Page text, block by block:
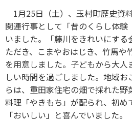
1月25日（土）、玉村町歴史資
関連行事として「昔のくらし体
いました。「藤川をきれいにす
ただき、こまやおはじき、竹馬や
を用意しました。子どもから大
しい時間を過ごしました。地域
らは、重田家住宅の畑で採れた
料理「やきもち」が配られ、初め
「おいしい」と喜んでいました。